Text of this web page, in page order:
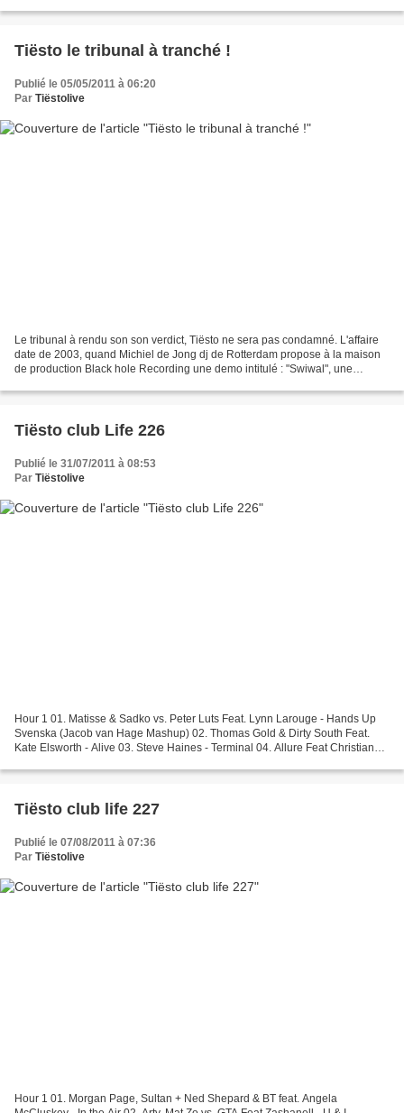
Tiësto le tribunal à tranché !
Publié le 05/05/2011 à 06:20
Par Tiëstolive
Le tribunal à rendu son son verdict, Tiësto ne sera pas condamné. L'affaire
date de 2003, quand Michiel de Jong dj de Rotterdam propose à la maison
de production Black hole Recording une demo intitulé : "Swiwal", une
Tiësto club Life 226
Publié le 31/07/2011 à 08:53
Par Tiëstolive
Hour 1 01. Matisse & Sadko vs. Peter Luts Feat. Lynn Larouge - Hands Up
Svenska (Jacob van Hage Mashup) 02. Thomas Gold & Dirty South Feat.
Kate Elsworth - Alive 03. Steve Haines - Terminal 04. Allure Feat Christian
Tiësto club life 227
Publié le 07/08/2011 à 07:36
Par Tiëstolive
Hour 1 01. Morgan Page, Sultan + Ned Shepard & BT feat. Angela